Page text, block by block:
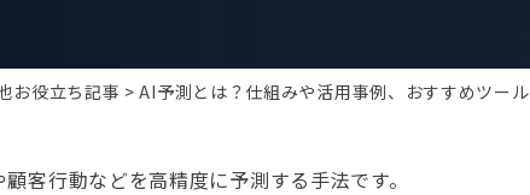
お役立ち記事 AI予測とは？仕組みや活用事例、おすすめツー
客行動などを高精度に予測する手法です。